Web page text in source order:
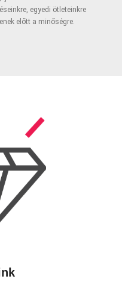
egyedi ötleteinkre
előtt a minőségre.